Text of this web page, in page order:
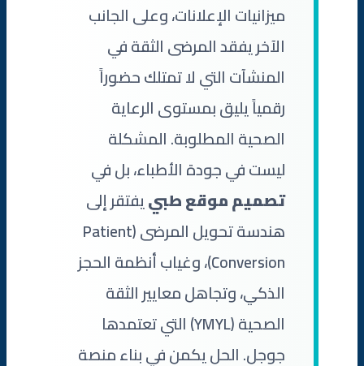
ميزانيات الإعلانات، وعلى الجانب
الآخر يفقد المرضى الثقة في
المنشآت التي لا تمتلك حضوراً
رقمياً يليق بمستوى الرعاية
الصحية المطلوبة. المشكلة
ليست في جودة الأطباء، بل في
تصميم موقع طبييفتقر إلى
هندسة تحويل المرضى (Patient
Conversion)، وغياب أنظمة الحجز
الذكي، وتجاهل معايير الثقة
الصحية (YMYL) التي تعتمدها
جوجل. الحل يكمن في بناء منصة